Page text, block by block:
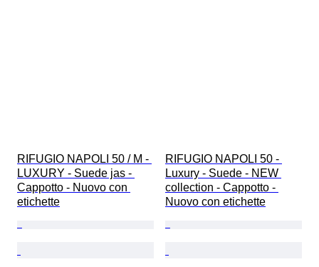
RIFUGIO NAPOLI 50 / M -
LUXURY - Suede jas -
Cappotto - Nuovo con
etichette
RIFUGIO NAPOLI 50 -
Luxury - Suede - NEW
collection - Cappotto -
Nuovo con etichette